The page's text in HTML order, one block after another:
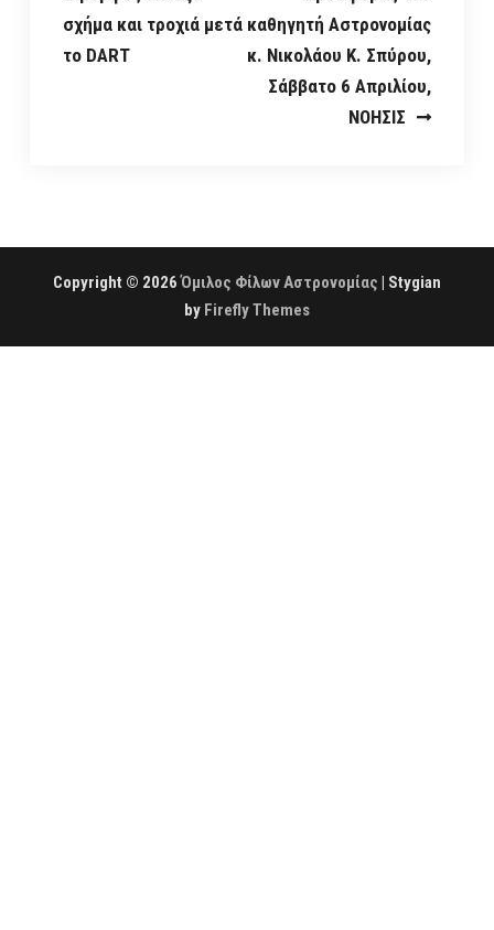
σχήμα και τροχιά μετά
το DART
καθηγητή Αστρονομίας
κ. Νικολάου Κ. Σπύρου,
Σάββατο 6 Απριλίου,
ΝΟΗΣΙΣ
Copyright © 2026Όμιλος Φίλων Αστρονομίας | Stygian
by Firefly Themes